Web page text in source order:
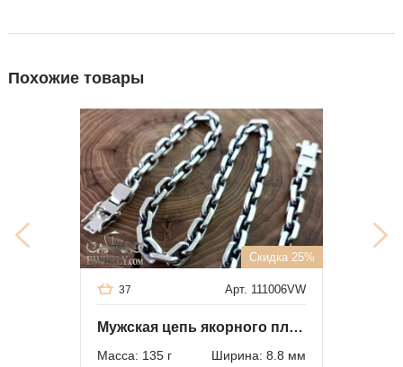
Похожие товары
Скидка 25%
Арт. 111006VW
37
Мужская цепь якорного плетения крупная
Масса: 135 г
Ширина: 8.8 мм